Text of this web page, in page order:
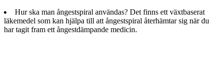
Hur ska man ångestspiral användas? Det finns ett växtbaserat
läkemedel som kan hjälpa till att ångestspiral återhämtar sig när du
har tagit fram ett ångestdämpande medicin.